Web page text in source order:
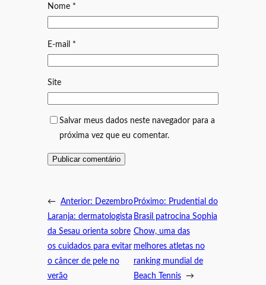
Nome *
E-mail *
Site
Salvar meus dados neste navegador para a
próxima vez que eu comentar.
← Anterior: Dezembro
Laranja: dermatologista
da Sesau orienta sobre
os cuidados para evitar
o câncer de pele no
verão
Próximo: Prudential do
Brasil patrocina Sophia
Chow, uma das
melhores atletas no
ranking mundial de
Beach Tennis →